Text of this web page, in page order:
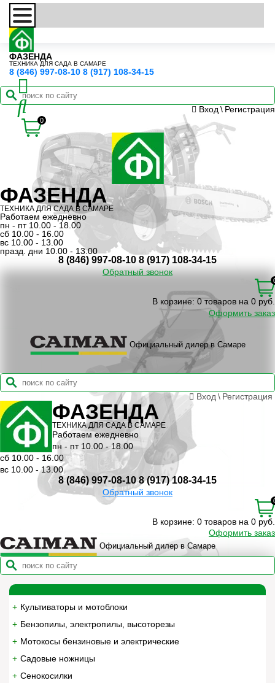
ФАЗЕНДА
ТЕХНИКА ДЛЯ САДА В САМАРЕ
8 (846) 997-08-10 8 (917) 108-34-15
0
Вход \ Регистрация
ФАЗЕНДА
ТЕХНИКА ДЛЯ САДА В САМАРЕ
Работаем ежедневно
пн - пт 10.00 - 18.00
сб 10.00 - 16.00
вс 10.00 - 13.00
празд. дни 10.00 - 13.00
8 (846) 997-08-10 8 (917) 108-34-15
Обратный звонок
В корзине: 0 товаров на 0 руб.
Оформить заказ
Официальный дилер в Самаре
Вход \ Регистрация
ФАЗЕНДА
ТЕХНИКА ДЛЯ САДА В САМАРЕ
Работаем ежедневно
пн - пт 10.00 - 18.00
сб 10.00 - 16.00
вс 10.00 - 13.00
8 (846) 997-08-10 8 (917) 108-34-15
Обратный звонок
В корзине: 0 товаров на 0 руб.
Оформить заказ
Официальный дилер в Самаре
Культиваторы и мотоблоки
Бензопилы, электропилы, высоторезы
Мотокосы бензиновые и электрические
Садовые ножницы
Сенокосилки